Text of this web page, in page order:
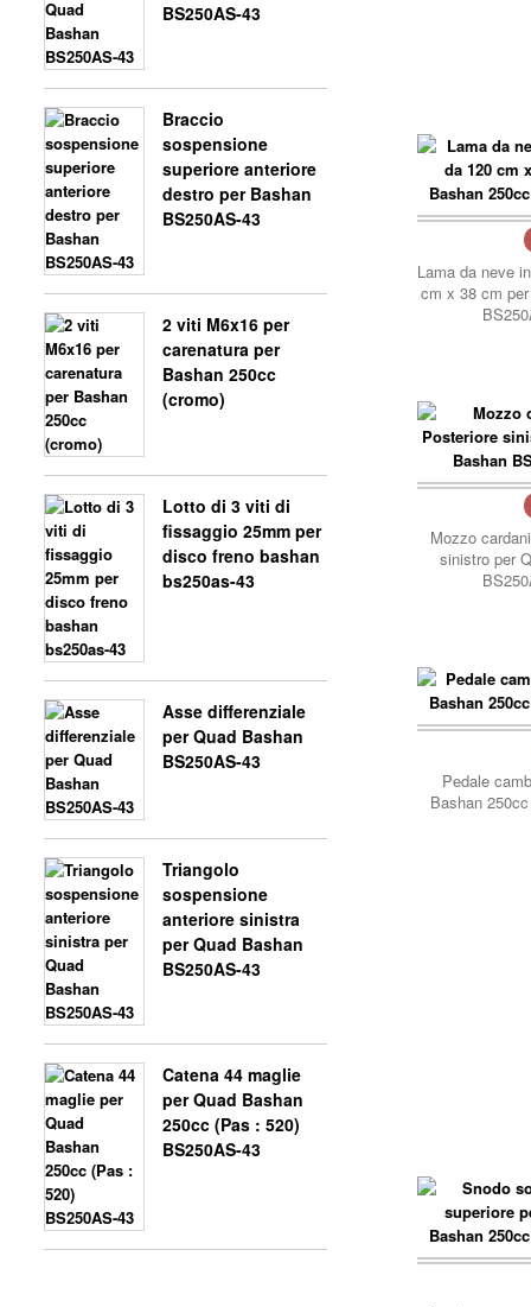
BS250AS-43
Braccio
sospensione
superiore anteriore
destro per Bashan
BS250AS-43
2 viti M6x16 per
carenatura per
Bashan 250cc
(cromo)
Lotto di 3 viti di
fissaggio 25mm per
disco freno bashan
bs250as-43
Asse differenziale
per Quad Bashan
BS250AS-43
Triangolo
sospensione
anteriore sinistra
per Quad Bashan
BS250AS-43
Catena 44 maglie
per Quad Bashan
250cc (Pas : 520)
BS250AS-43
carrello..
Lama da neve
cm x 38 cm
carrello..
Mozzo
sinistro per
Pedale
Bashan